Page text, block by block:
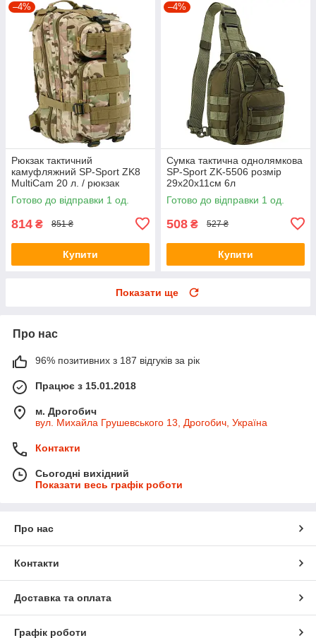
–4%
Рюкзак тактичний
камуфляжний SP-Sport ZK8
MultiCam 20 л. / рюкзак
армійський військовий
мультикам
Готово до відправки 1 од.
814 ₴ 851 ₴
Купити
–4%
Сумка тактична однолямкова
SP-Sport ZK-5506 розмір
29х20х11см 6л
Готово до відправки 1 од.
508 ₴ 527 ₴
Купити
Показати ще
Про нас
96% позитивних з 187 відгуків за рік
Працює з 15.01.2018
м. Дрогобич
вул. Михайла Грушевського 13, Дрогобич, Україна
Контакти
Сьогодні вихідний
Показати весь графік роботи
Про нас
Контакти
Доставка та оплата
Графік роботи